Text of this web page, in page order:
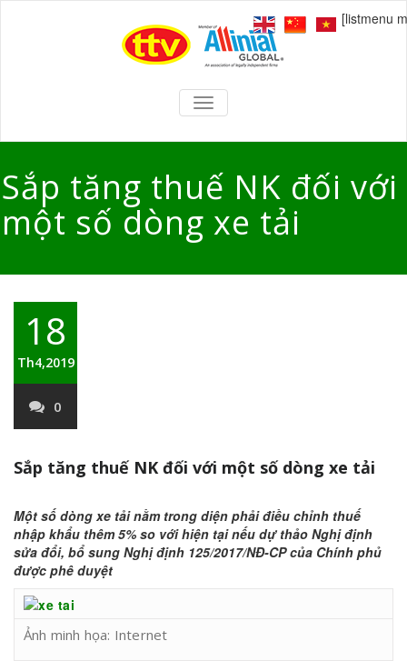
TOGGLE
NAVIGATION
Sắp tăng thuế NK đối với
một số dòng xe tải
18
Th4,2019
0
Sắp tăng thuế NK đối với một số dòng xe tải
Một số dòng xe tải nằm trong diện phải điều chỉnh thuế
nhập khẩu thêm 5% so với hiện tại nếu dự thảo Nghị định
sửa đổi, bổ sung Nghị định 125/2017/NĐ-CP của Chính phủ
được phê duyệt
Ảnh minh họa: Internet
[listmenu